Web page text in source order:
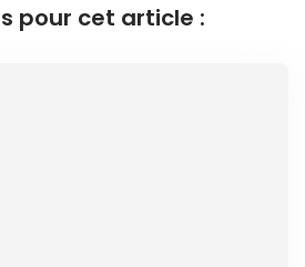
pour cet article :